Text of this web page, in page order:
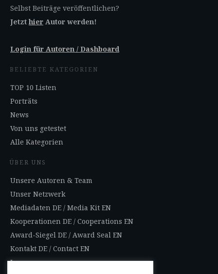
Selbst Beiträge veröffentlichen?
Jetzthier Autor werden!
Login für Autoren / Dashboard
BELIEBTE KATEGORIEN
TOP 10 Listen
Porträts
News
Von uns getestet
Alle Kategorien
ÜBER UNS
Unsere Autoren & Team
Unser Netzwerk
Mediadaten DE / Media Kit EN
Kooperationen DE / Cooperations EN
Award-Siegel DE / Award Seal EN
Kontakt DE / Contact EN
Impressum